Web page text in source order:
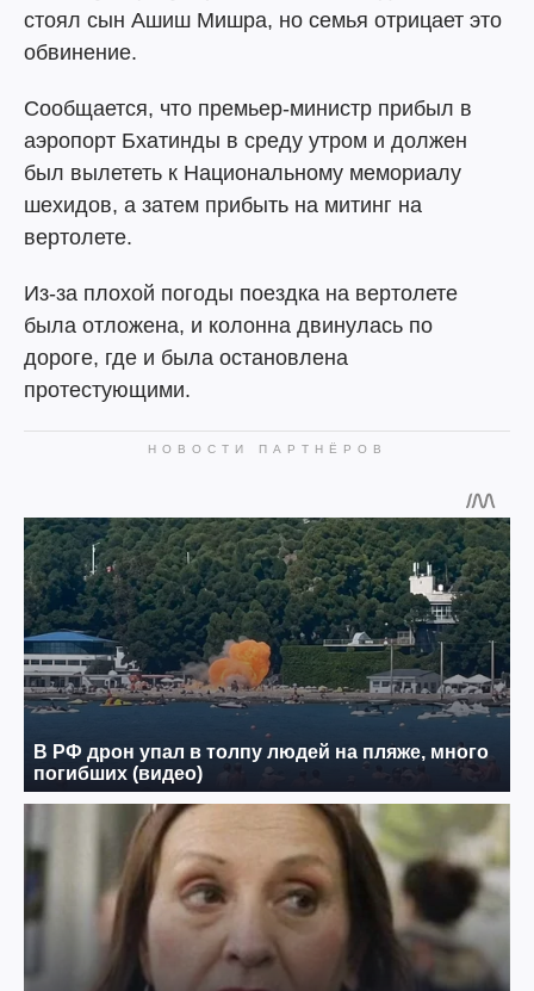
стоял сын Ашиш Мишра, но семья отрицает это
обвинение.
Сообщается, что премьер-министр прибыл в
аэропорт Бхатинды в среду утром и должен
был вылететь к Национальному мемориалу
шехидов, а затем прибыть на митинг на
вертолете.
Из-за плохой погоды поездка на вертолете
была отложена, и колонна двинулась по
дороге, где и была остановлена
протестующими.